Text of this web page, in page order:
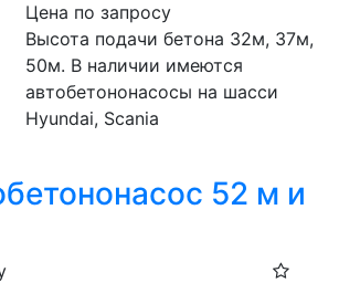
Цена по запросу
Высота подачи бетона 32м, 37м,
50м. В наличии имеются
автобетононасосы на шасси
Hyundai, Scania
52 м и